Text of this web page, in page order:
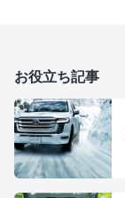
お役立ち記事